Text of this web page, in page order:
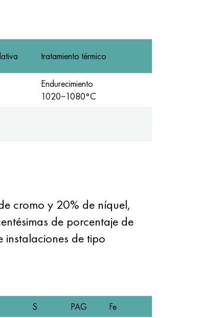
tratamiento térmico
Endurecimiento
1020−1080°С
cromo y 20% de níquel,
de porcentaje de
de tipo
S PAG
Fe